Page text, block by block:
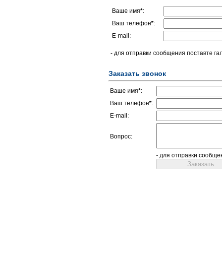
Ваше имя*:
Ваш телефон*:
E-mail:
- для отправки сообщения поставте
Заказать звонок
Ваше имя*:
Ваш телефон*:
E-mail:
Вопрос:
- для отправки